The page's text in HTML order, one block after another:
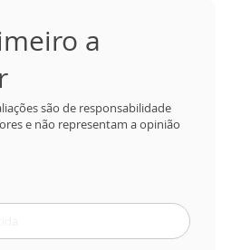
a
são de responsabilidade
e não representam a opinião